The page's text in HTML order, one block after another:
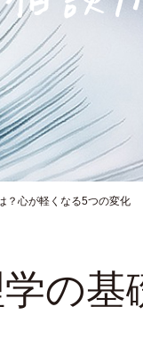
？心が軽くなる5つの変化
の基